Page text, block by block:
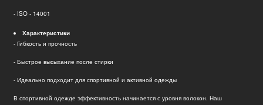
- ISO - 14001
Характеристики
- Гибкость и прочность
- Быстрое высыхание после стирки
- Идеально подходит для спортивной и активной одежды
В спортивной одежде эффективность начинается с уровня волокон. Наш